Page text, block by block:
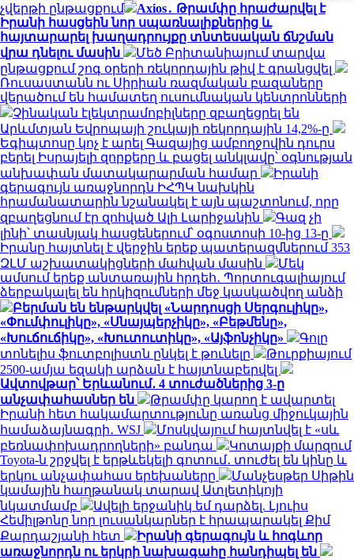
չվերթի ընթացքում
Axios․ Թրամփը հրաժարվել է
Իրանի հասցեին նոր սպառնալիքներից և
հայտարարել խաղադրույքը տնտեսական ճնշման
վրա դնելու մասին
Մեծ Բրիտանիայում տարվա
ընթացքում շոգ օրերի ռեկորդային թիվ է գրանցվել
Ռուսաստանն ու Սիրիան ռազմական բազաները
վերածում են համատեղ ուսումնական կենտրոնների
Չինական էլեկտրամոբիլները զբաղեցրել են
Արևմտյան Եվրոպայի շուկայի ռեկորդային 14,2%-ը
Եգիպտոսը կոչ է արել Գազայից ամբողջովին դուրս
բերել Իսրայելի զորքերը և բացել անկլավը՝ օգնության
անխափան մատակարարման համար
Իրանի
գերագույն առաջնորդն ԻՀՊԿ նախկին
հրամանատարին նշանակել է այն պաշտոնում, որը
զբաղեցնում էր զոհված Ալի Լարիջանին
Գազ չի
լինի՝ տասնյակ հասցեներում՝ օգոստոսի 10-ից 13-ը
Իրանը հայտնել է վերջին երեք պատերազմներում 353
ԶԼՄ աշխատակիցների մահվան մասին
Մեկ
ամսում երեք անտառային հրդեհ․ Պորտուգալիայում
ձերբակալել են հրկիզումների մեջ կասկածվող անձի
Բերման են ենթարկվել «Նարդոսցի Սերգուլիկը»,
«Փումփուլիկը», «Սնայպերչիկը», «Բեթմենը»,
«Խուճուճիկը», «Խուտուտիկը», «Այֆոնչիկը»
Գոլը
տոնելիս ֆուտբոլիստն ընկել է թունելը
Թուրքիայում
2500-ամյա եզակի արձան է հայտնաբերվել
Ավտովթար՝ Երևանում․ 4 տուժածներից 3-ը
անչափահասներ են
Թրամփը կարող է ավարտել
Իրանի հետ հակամարտությունը առանց միջուկային
համաձայնագրի․ WSJ
Մոսկվայում հայտնվել է «սև
բեռնափոխադրողների» բանդա
Կոտայքի մարզում
Toyota-ն շրջվել է երթևեկելի գոտում․ տուժել են կինը և
երկու անչափահաս երեխաները
Մանչեսթեր Սիթին
կամային հաղթանակ տարավ Ատլետիկոյի
նկատմամբ
Ավելի երջանիկ եմ դարձել. Լյուիս
Հեմիլթոնը նոր լուսանկարներ է հրապարակել Քիմ
Քարդաշյանի հետ
Իրանի գերագույն և հոգևոր
առաջնորդն ու երկրի նախագահը հանդիպել են